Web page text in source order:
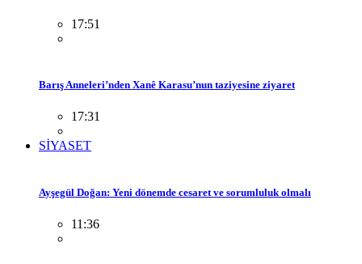
17:51
Barış Anneleri’nden Xanê Karasu’nun taziyesine ziyaret
17:31
SİYASET
Ayşegül Doğan: Yeni dönemde cesaret ve sorumluluk olmalı
11:36